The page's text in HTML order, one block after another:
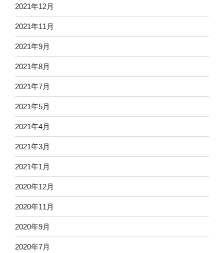
2021年12月
2021年11月
2021年9月
2021年8月
2021年7月
2021年5月
2021年4月
2021年3月
2021年1月
2020年12月
2020年11月
2020年9月
2020年7月